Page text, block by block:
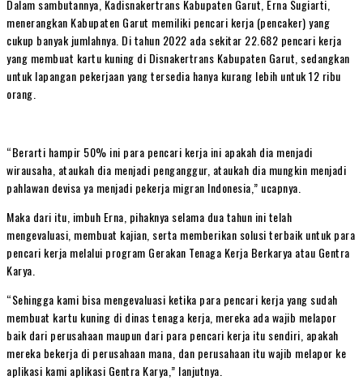
Dalam sambutannya, Kadisnakertrans Kabupaten Garut, Erna Sugiarti,
menerangkan Kabupaten Garut memiliki pencari kerja (pencaker) yang
cukup banyak jumlahnya. Di tahun 2022 ada sekitar 22.682 pencari kerja
yang membuat kartu kuning di Disnakertrans Kabupaten Garut, sedangkan
untuk lapangan pekerjaan yang tersedia hanya kurang lebih untuk 12 ribu
orang.
“Berarti hampir 50% ini para pencari kerja ini apakah dia menjadi
wirausaha, ataukah dia menjadi penganggur, ataukah dia mungkin menjadi
pahlawan devisa ya menjadi pekerja migran Indonesia,” ucapnya.
Maka dari itu, imbuh Erna, pihaknya selama dua tahun ini telah
mengevaluasi, membuat kajian, serta memberikan solusi terbaik untuk para
pencari kerja melalui program Gerakan Tenaga Kerja Berkarya atau Gentra
Karya.
“Sehingga kami bisa mengevaluasi ketika para pencari kerja yang sudah
membuat kartu kuning di dinas tenaga kerja, mereka ada wajib melapor
baik dari perusahaan maupun dari para pencari kerja itu sendiri, apakah
mereka bekerja di perusahaan mana, dan perusahaan itu wajib melapor ke
aplikasi kami aplikasi Gentra Karya,” lanjutnya.